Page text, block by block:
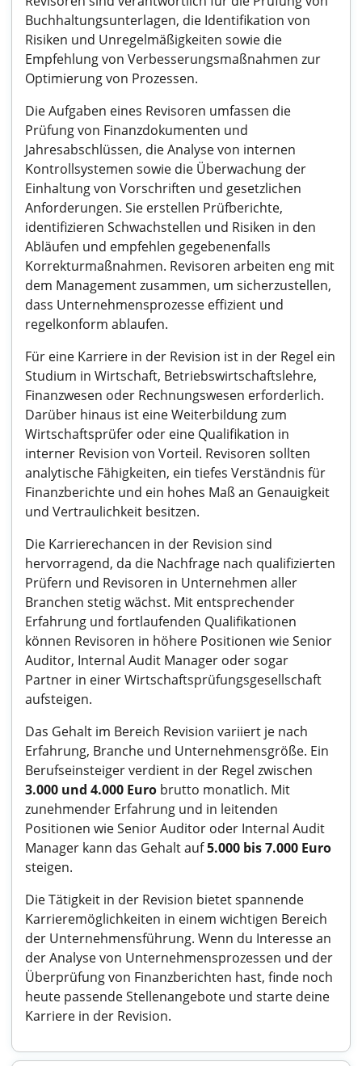
Buchhaltungsunterlagen, die Identifikation von
Risiken und Unregelmäßigkeiten sowie die
Empfehlung von Verbesserungsmaßnahmen zur
Optimierung von Prozessen.
Die Aufgaben eines Revisoren umfassen die
Prüfung von Finanzdokumenten und
Jahresabschlüssen, die Analyse von internen
Kontrollsystemen sowie die Überwachung der
Einhaltung von Vorschriften und gesetzlichen
Anforderungen. Sie erstellen Prüfberichte,
identifizieren Schwachstellen und Risiken in den
Abläufen und empfehlen gegebenenfalls
Korrekturmaßnahmen. Revisoren arbeiten eng mit
dem Management zusammen, um sicherzustellen,
dass Unternehmensprozesse effizient und
regelkonform ablaufen.
Für eine Karriere in der Revision ist in der Regel ein
Studium in Wirtschaft, Betriebswirtschaftslehre,
Finanzwesen oder Rechnungswesen erforderlich.
Darüber hinaus ist eine Weiterbildung zum
Wirtschaftsprüfer oder eine Qualifikation in
interner Revision von Vorteil. Revisoren sollten
analytische Fähigkeiten, ein tiefes Verständnis für
Finanzberichte und ein hohes Maß an Genauigkeit
und Vertraulichkeit besitzen.
Die Karrierechancen in der Revision sind
hervorragend, da die Nachfrage nach qualifizierten
Prüfern und Revisoren in Unternehmen aller
Branchen stetig wächst. Mit entsprechender
Erfahrung und fortlaufenden Qualifikationen
können Revisoren in höhere Positionen wie Senior
Auditor, Internal Audit Manager oder sogar
Partner in einer Wirtschaftsprüfungsgesellschaft
aufsteigen.
Das Gehalt im Bereich Revision variiert je nach
Erfahrung, Branche und Unternehmensgröße. Ein
Berufseinsteiger verdient in der Regel zwischen
3.000 und 4.000 Euro brutto monatlich. Mit
zunehmender Erfahrung und in leitenden
Positionen wie Senior Auditor oder Internal Audit
Manager kann das Gehalt auf5.000 bis 7.000 Euro
steigen.
Die Tätigkeit in der Revision bietet spannende
Karrieremöglichkeiten in einem wichtigen Bereich
der Unternehmensführung. Wenn du Interesse an
der Analyse von Unternehmensprozessen und der
Überprüfung von Finanzberichten hast, finde noch
heute passende Stellenangebote und starte deine
Karriere in der Revision.